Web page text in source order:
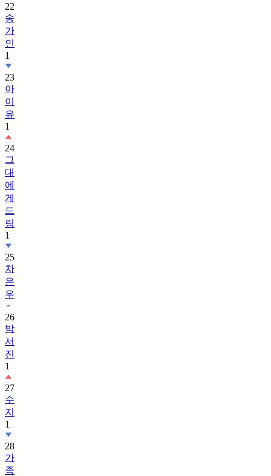
22
송
가
인
1
23
아
이
유
1
24
그
대
에
게
드
림
1
25
차
은
우
26
박
서
진
1
27
수
지
1
28
가
족